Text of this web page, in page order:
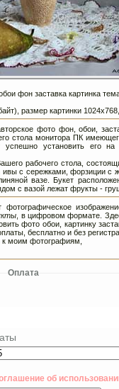
фон заставка картинка
размер картинки
фото фон, обои,
стола монитора ПК
успешно установить его
рабочего стола,
ивы с сережками, форзиции
вазе. Букет
с вазой лежат фрукты -
, в цифровом формате.
фото обои, картинку
бесплатно и без
к моим фотографиям,
Оплата
об